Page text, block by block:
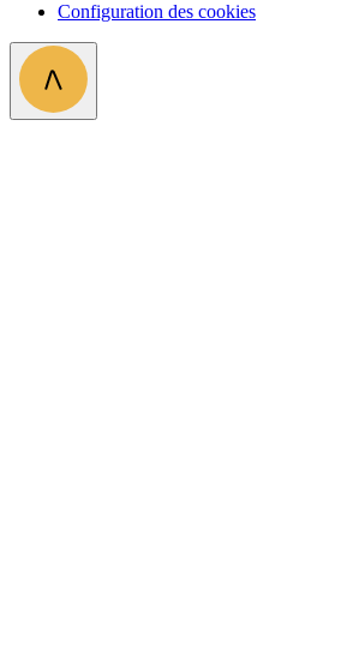
Configuration des cookies